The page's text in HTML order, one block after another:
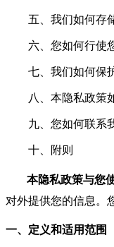
五、我们如何存
六、您如何行使
七、我们如何保
八、本隐私政策
九、您如何联系
十、附则
本隐私政策与您
对外提供您的信息。
一、定义和适用范围